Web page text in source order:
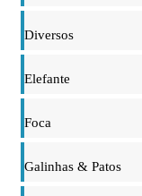
Diversos
Elefante
Foca
Galinhas & Patos